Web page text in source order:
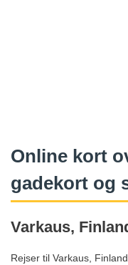
Online kort
gadekort og
Varkaus,
Rejser til Varkaus,